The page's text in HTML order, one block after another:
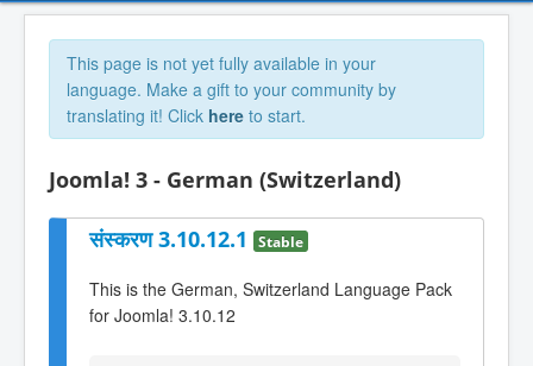
This page is not yet fully available in your
language. Make a gift to your community by
translating it! Click here to start.
Joomla! 3 - German (Switzerland)
संस्करण 3.10.12.1 Stable
This is the German, Switzerland Language Pack
for Joomla! 3.10.12